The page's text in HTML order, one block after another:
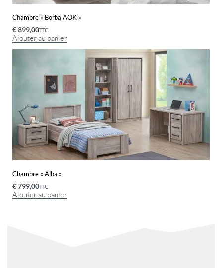
Chambre « Borba AOK »
€899,00TTC
Ajouter au panier
Chambre « Alba »
€799,00TTC
Ajouter au panier